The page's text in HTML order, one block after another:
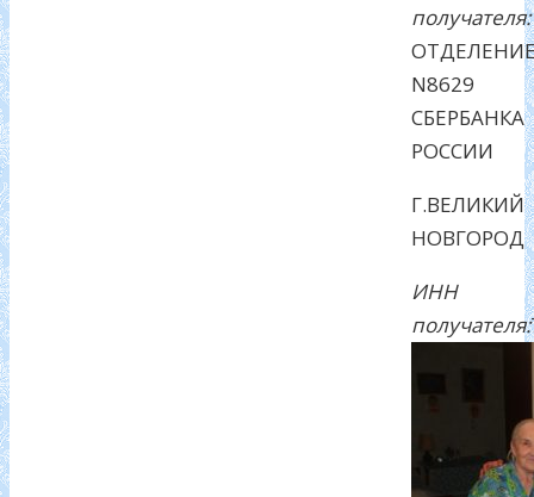
получателя:
N8629
СБЕРБАНКА
РОССИИ
Г.ВЕЛИКИЙ
НОВГОРОД
ИНН
получателя: